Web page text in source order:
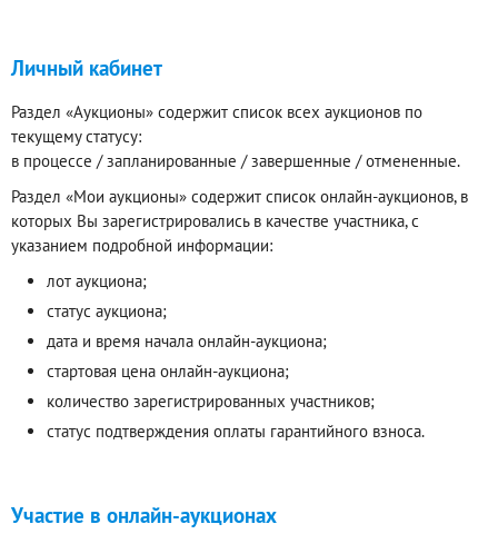
Личный кабинет
Раздел «Аукционы» содержит список всех аукционов по
текущему статусу:
в процессе / запланированные / завершенные / отмененные.
Раздел «Мои аукционы» содержит список онлайн-аукционов, в
которых Вы зарегистрировались в качестве участника, с
указанием подробной информации:
лот аукциона;
статус аукциона;
дата и время начала онлайн-аукциона;
стартовая цена онлайн-аукциона;
количество зарегистрированных участников;
статус подтверждения оплаты гарантийного взноса.
Участие в онлайн-аукционах